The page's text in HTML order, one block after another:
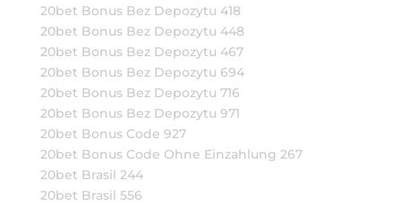
20bet Bonus Bez Depozytu 418
20bet Bonus Bez Depozytu 448
20bet Bonus Bez Depozytu 467
20bet Bonus Bez Depozytu 694
20bet Bonus Bez Depozytu 716
20bet Bonus Bez Depozytu 971
20bet Bonus Code 927
20bet Bonus Code Ohne Einzahlung 267
20bet Brasil 244
20bet Brasil 556